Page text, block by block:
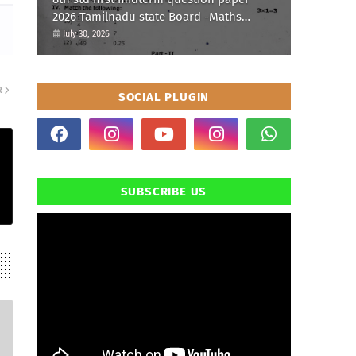
2026 Tamilnadu state Board -Maths
Question paper
July 30, 2026
SOCIAL PLUGIN
SUBSCRIBE US